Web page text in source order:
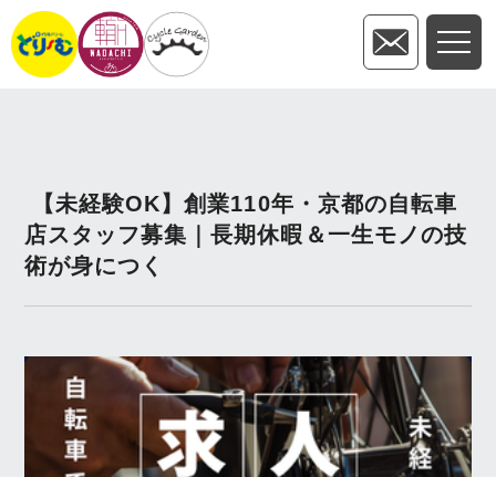
【未経験OK】創業110年・京都の自転車
店スタッフ募集｜長期休暇＆一生モノの技
術が身につく